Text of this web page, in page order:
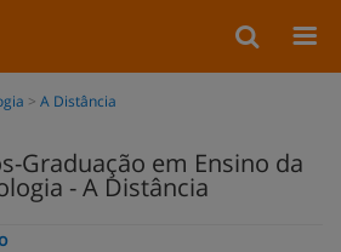
A Distância
Graduação em Ensino da
- A Distância